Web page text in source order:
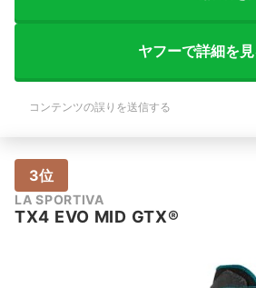
ヤフーで詳細を
コンテンツの誤りを送信する
3位
LA SPORTIVA
TX4 EVO MID GTX®